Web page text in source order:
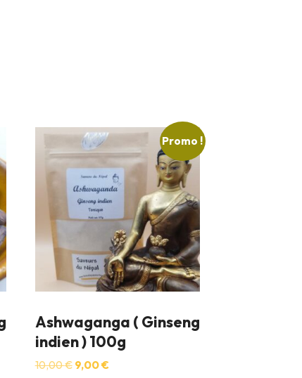
Promo !
Ashwaganga ( Ginseng
indien ) 100g
10,00€ Le
9,00€Le